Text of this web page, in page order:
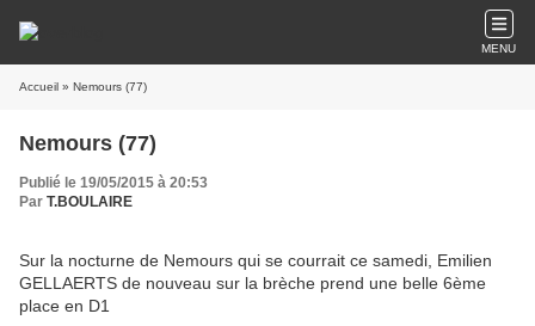
MENU
Accueil » Nemours (77)
Nemours (77)
Publié le 19/05/2015 à 20:53
Par T.BOULAIRE
Sur la nocturne de Nemours qui se courrait ce samedi, Emilien
GELLAERTS de nouveau sur la brèche prend une belle 6ème
place en D1